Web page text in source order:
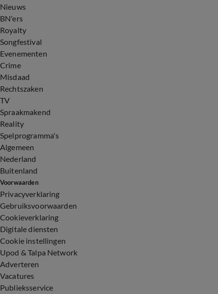
Nieuws
BN'ers
Royalty
Songfestival
Evenementen
Crime
Misdaad
Rechtszaken
TV
Spraakmakend
Reality
Spelprogramma's
Algemeen
Nederland
Buitenland
Voorwaarden
Privacyverklaring
Gebruiksvoorwaarden
Cookieverklaring
Digitale diensten
Cookie instellingen
Upod & Talpa Network
Adverteren
Vacatures
Publieksservice